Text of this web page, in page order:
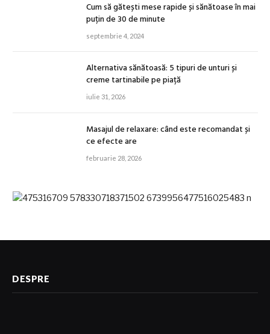
Cum să gătești mese rapide și sănătoase în mai
puțin de 30 de minute
septembrie 4, 2024
Alternativa sănătoasă: 5 tipuri de unturi și
creme tartinabile pe piață
iulie 31, 2026
Masajul de relaxare: când este recomandat și
ce efecte are
februarie 28, 2026
DESPRE